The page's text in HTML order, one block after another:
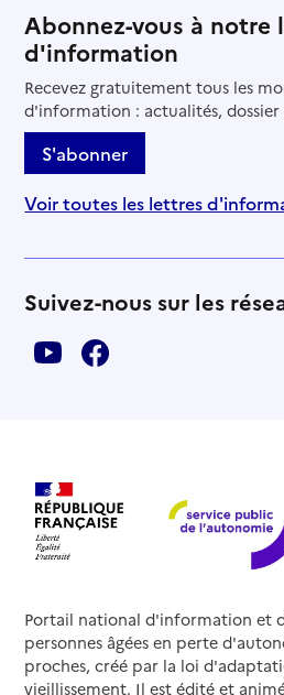
Abonnez-vous à notre
d'information
Recevez gratuitement tous les
d'information : actualités, dossier
S'abonner
Voir toutes les lettres
Suivez-nous sur les
Portail national d'information et
personnes âgées en perte
proches, créé par la loi
vieillissement. Il est édité et